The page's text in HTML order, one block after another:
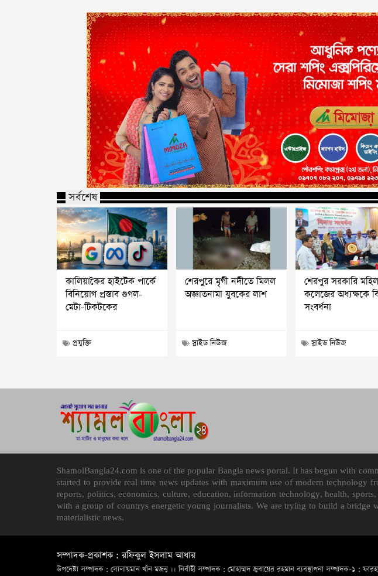
সর্বশেষ
কালিয়াকৈর হাইটেক পার্কে
বিনিয়োগ প্রস্তাব গুগল-
মেটা-টিকটকের
প্রযুক্তি
শেরপুরে মৃগী নদীতে মিলল
অজ্ঞাতনামা যুবকের লাশ
স্লাইড নিউজ
শেরপুর সরকারি
কলেজের অধ্যক্ষকে
সংবর্ধনা
স্লাইড নিউজ
ShamolBangla24.com is one of the popular Bangla news portal. It has begun with
started to provide real time news updates with maximum use of modern technology
reports, politics, economics, culture, education, information technology, health,
with a group of countrys energetic young journalists. We are trying to build a
materialistic news.
সম্পাদক-প্রকাশক : রফিকুল ইসলাম আধার
উপদেষ্টা সম্পাদক : সোলায়মান খাঁন মজনু ।। নির্বাহী সম্পাদক : মোহাম্মদ জুবায়ের রহমান ব্যবস্থাপনা সম্পাদক-১ :